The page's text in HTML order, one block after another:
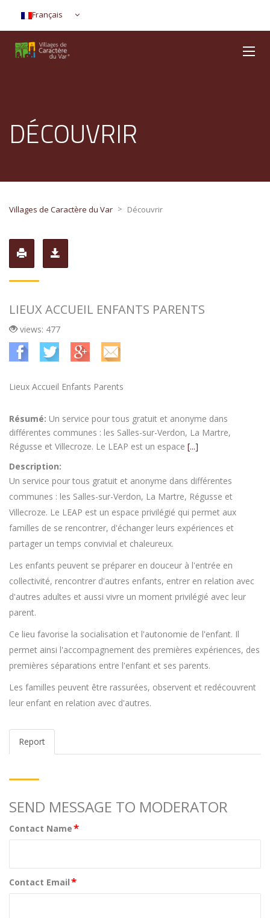
Français
DÉCOUVRIR
Villages de Caractère du Var > Découvrir
LIEUX ACCUEIL ENFANTS PARENTS
views: 477
Lieux Accueil Enfants Parents
Résumé: Un service pour tous gratuit et anonyme dans
différentes communes : les Salles-sur-Verdon, La Martre,
Régusse et Villecroze. Le LEAP est un espace [...]
Description:
Un service pour tous gratuit et anonyme dans différentes
communes : les Salles-sur-Verdon, La Martre, Régusse et
Villecroze. Le LEAP est un espace privilégié qui permet aux
familles de se rencontrer, d'échanger leurs expériences et
partager un temps convivial et chaleureux.
Les enfants peuvent se préparer en douceur à l'entrée en
collectivité, rencontrer d'autres enfants, entrer en relation avec
d'autres adultes et aussi vivre un moment privilégié avec leur
parent.
Ce lieu favorise la socialisation et l'autonomie de l'enfant. Il
permet ainsi l'accompagnement des premières expériences, des
premières séparations entre l'enfant et ses parents.
Les familles peuvent être rassurées, observent et redécouvrent
leur enfant en relation avec d'autres.
Report
SEND MESSAGE TO MODERATOR
Contact Name*
Contact Email*